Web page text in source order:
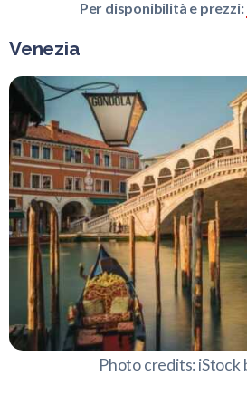
Per disponibilità e prezzi:
Venezia
Photo credits: iStock